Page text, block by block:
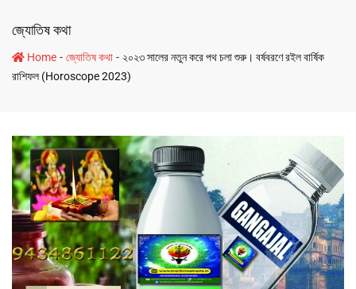
জ্যোতিষ কথা
Home - জ্যোতিষ কথা - ২০২৩ সালের নতুন করে পথ চলা শুরু। বর্ষবরণে রইল বার্ষিক
রাশিফল (Horoscope 2023)